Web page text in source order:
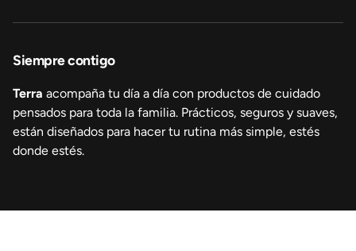
Sobre nosotros
Sustentabilidad
Transparencia
Siempre contigo
Terra acompaña tu día a día con productos de cuidado
pensados para toda la familia. Prácticos, seguros y suaves,
están diseñados para hacer tu rutina más simple, estés
donde estés.